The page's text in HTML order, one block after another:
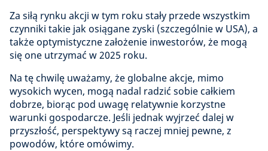
Za siłą rynku akcji w tym roku stały przede wszystkim
czynniki takie jak osiągane zyski (szczególnie w USA), a
także optymistyczne założenie inwestorów, że mogą
się one utrzymać w 2025 roku.
Na tę chwilę uważamy, że globalne akcje, mimo
wysokich wycen, mogą nadal radzić sobie całkiem
dobrze, biorąc pod uwagę relatywnie korzystne
warunki gospodarcze. Jeśli jednak wyjrzeć dalej w
przyszłość, perspektywy są raczej mniej pewne, z
powodów, które omówimy.